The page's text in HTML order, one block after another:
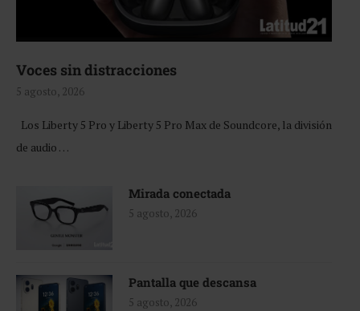
Voces sin distracciones
5 agosto, 2026
Los Liberty 5 Pro y Liberty 5 Pro Max de Soundcore, la división
de audio …
Mirada conectada
5 agosto, 2026
Pantalla que descansa
5 agosto, 2026